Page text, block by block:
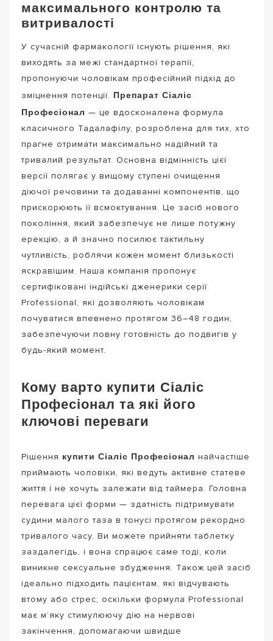
максимального контролю та
витривалості
У сучасній фармакології існують рішення, які
виходять за межі стандартної терапії,
пропонуючи чоловікам професійний підхід до
зміцнення потенції. Препарат Сіаліс
Професіонал — це вдосконалена формула
класичного Тадалафілу, розроблена для тих, хто
прагне отримати максимально надійний та
тривалий результат. Основна відмінність цієї
версії полягає у вищому ступені очищення
діючої речовини та додаванні компонентів, що
прискорюють її всмоктування. Це засіб нового
покоління, який забезпечує не лише потужну
ерекцію, а й значно посилює тактильну
чутливість, роблячи кожен момент близькості
яскравішим. Наша компанія пропонує
сертифіковані індійські дженерики серії
Professional, які дозволяють чоловікам
почуватися впевнено протягом 36–48 годин,
забезпечуючи повну готовність до подвигів у
будь-який момент.
Кому варто купити Сіаліс
Професіонал та які його
ключові переваги
Рішення купити Сіаліс Професіонал найчастіше
приймають чоловіки, які ведуть активне статеве
життя і не хочуть залежати від таймера. Головна
перевага цієї форми — здатність підтримувати
судини малого таза в тонусі протягом рекордно
тривалого часу. Ви можете прийняти таблетку
заздалегідь, і вона спрацює саме тоді, коли
виникне сексуальне збудження. Також цей засіб
ідеально підходить пацієнтам, які відчувають
втому або стрес, оскільки формула Professional
має м’яку стимулюючу дію на нервові
закінчення, допомагаючи швидше